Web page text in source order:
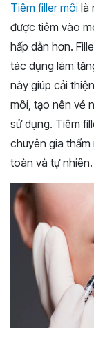
Tiêm filler môi là
được tiêm vào
hấp dẫn hơn.
tác dụng làm
này giúp cải
môi, tạo nên vẻ
sử dụng. Tiêm
chuyên gia
toàn và tự nhiên.